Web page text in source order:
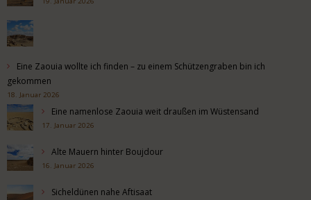
Eine Zaouia wollte ich finden – zu einem Schützengraben bin ich
gekommen
18. Januar 2026
Eine namenlose Zaouia weit draußen im Wüstensand
17. Januar 2026
Alte Mauern hinter Boujdour
16. Januar 2026
Sicheldünen nahe Aftisaat